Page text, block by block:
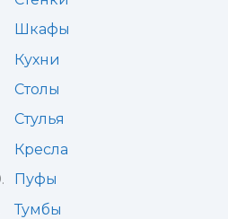
Шкафы
Кухни
Столы
Стулья
Кресла
Пуфы
Тумбы